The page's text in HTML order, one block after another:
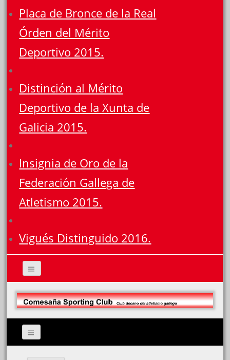
Placa de Bronce de la Real
Órden del Mérito
Deportivo 2015.
Distinción al Mérito
Deportivo de la Xunta de
Galicia 2015.
Insignia de Oro de la
Federación Gallega de
Atletismo 2015.
Vigués Distinguido 2016.